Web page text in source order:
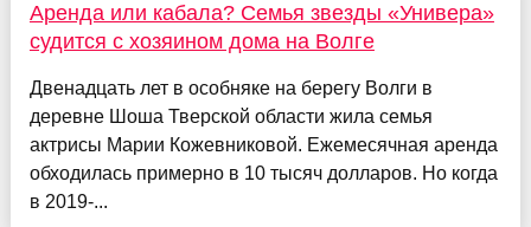
Аренда или кабала? Семья звезды «Универа»
судится с хозяином дома на Волге
Двенадцать лет в особняке на берегу Волги в
деревне Шоша Тверской области жила семья
актрисы Марии Кожевниковой. Ежемесячная аренда
обходилась примерно в 10 тысяч долларов. Но когда
в 2019-...